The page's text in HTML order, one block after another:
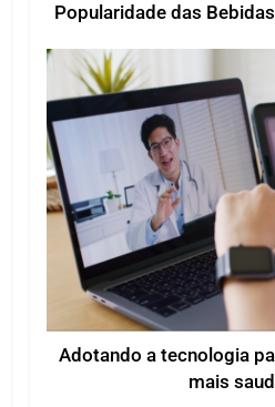
Popularidade das
Adotando a tecnologia
mais